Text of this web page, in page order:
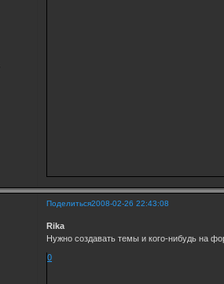
Поделиться2008-02-26 22:43:08
Rika
Нужно создавать темы и кого-нибудь на
0